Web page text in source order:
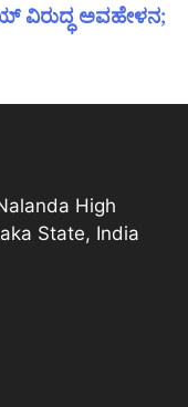
ಅವಹೇಳನ;
High
State, India